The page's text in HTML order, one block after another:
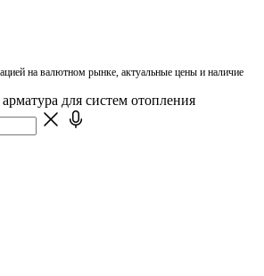
на валютном рынке, актуальные цены и наличие
для систем отопления